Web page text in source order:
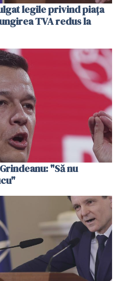
legile privind piaţa
TVA redus la
"Să nu